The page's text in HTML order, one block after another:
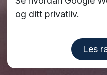
og ditt privatliv.
Les